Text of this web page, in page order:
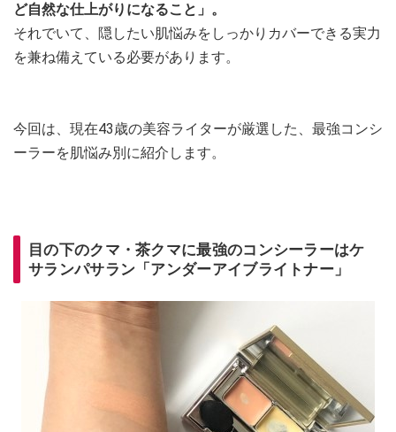
ど自然な仕上がりになること」。
それでいて、隠したい肌悩みをしっかりカバーできる実力
を兼ね備えている必要があります。
今回は、現在43歳の美容ライターが厳選した、最強コンシ
ーラーを肌悩み別に紹介します。
目の下のクマ・茶クマに最強のコンシーラーはケ
サランパサラン「アンダーアイブライトナー」